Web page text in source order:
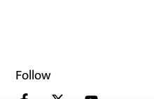
Follow